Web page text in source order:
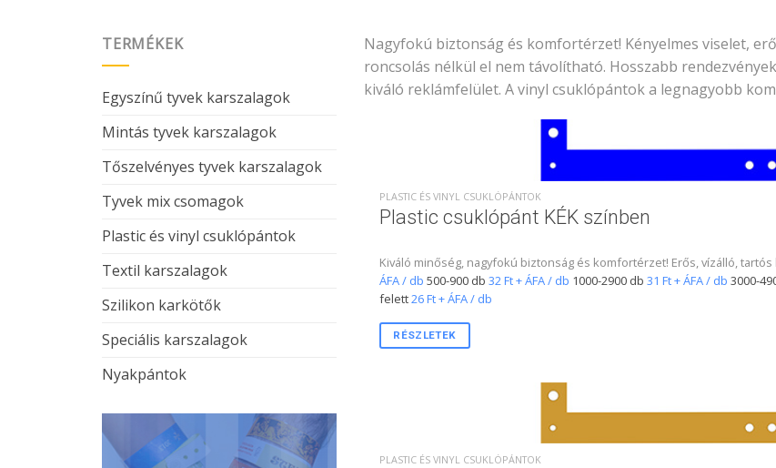
TERMÉKEK
Egyszínű tyvek karszalagok
Mintás tyvek karszalagok
Tőszelvényes tyvek karszalagok
Tyvek mix csomagok
Plastic és vinyl csuklópántok
Textil karszalagok
Szilikon karkötők
Speciális karszalagok
Nyakpántok
Nagyfokú biztonság és komfortérzet! Kényelmes viselet,
roncsolás nélkül el nem távolítható. Hosszabb
kiváló reklámfelület. A vinyl csuklópántok a legnagyobb
PLASTIC ÉS VINYL CSUKLÓPÁNTOK
Plastic csuklópánt KÉK színben
Kiváló minőség, nagyfokú biztonság és komfortérzet! Erős, vízálló, tartós
ÁFA / db 500-900 db 32 Ft + ÁFA / db 1000-2900 db 31 Ft + ÁFA / db 3000-
felett26 Ft + ÁFA / db
RÉSZLETEK
PLASTIC ÉS VINYL CSUKLÓPÁNTOK